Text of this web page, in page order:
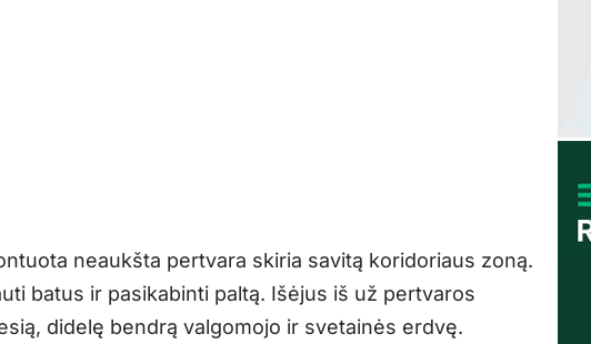
neaukšta pertvara skiria savitą koridoriaus zoną.
batus ir pasikabinti paltą. Išėjus iš už pertvaros
didelę bendrą valgomojo ir svetainės erdvę.